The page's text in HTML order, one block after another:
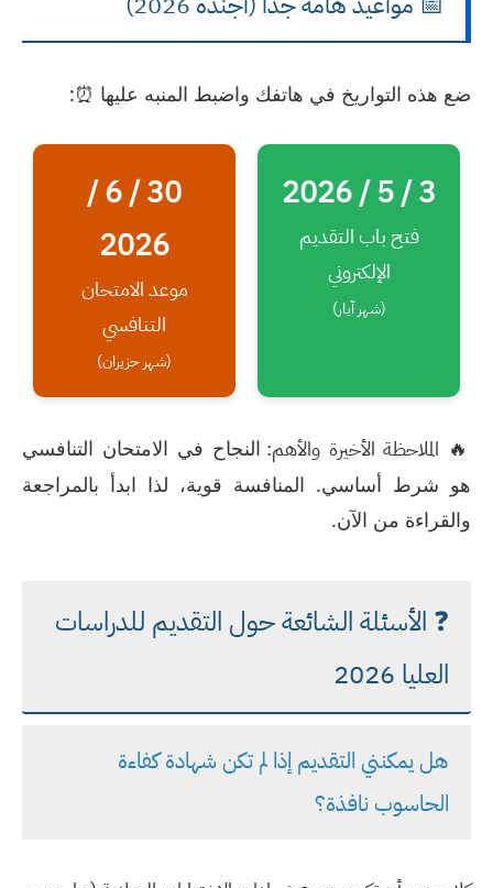
ضع هذه التواريخ في هاتفك واضبط المنبه عليها ⏰:
3 / 5 / 2026
فتح باب التقديم
الإلكتروني
(شهر آيار)
30 / 6 /
2026
موعد الامتحان
التنافسي
(شهر حزيران)
🔥 الملاحظة الأخيرة والأهم: النجاح في الامتحان التنافسي
هو شرط أساسي. المنافسة قوية، لذا ابدأ بالمراجعة
والقراءة من الآن.
❓ الأسئلة الشائعة حول التقديم للدراسات
العليا 2026
هل يمكنني التقديم إذا لم تكن شهادة كفاءة
الحاسوب نافذة؟